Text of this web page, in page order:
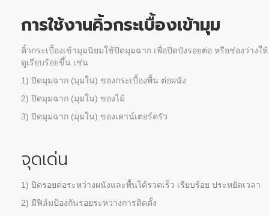
การใช้งานคิ้วกระเบื้องเข้ามุม
คิ้วกระเบื้องเข้ามุมนิยมใช้ปิดมุมฉาก เพื่อปิดบังรอยต่อ หรือช่องว่างให้
ดูเรียบร้อยขึ้น เช่น
1) ปิดมุมฉาก (มุมใน) ของกระเบื้องพื้น ต่อผนัง
2) ปิดมุมฉาก (มุมใน) ของไม้
3) ปิดมุมฉาก (มุมใน) ของเคาน์เตอร์ครัว
จุดเด่น
1) ปิดรอยต่อระหว่างผนังและพื้นได้รวดเร็ว เรียบร้อย ประหยัดเวลา
2) มีฟิล์มป้องกันรอยระหว่างการติดตั้ง